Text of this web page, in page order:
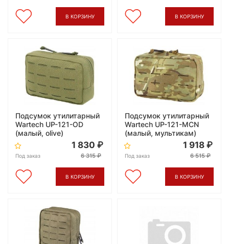
В КОРЗИНУ В КОРЗИНУ
Подсумок утилитарный
Wartech UP-121-OD
(малый, olive)
Под заказ
1 830
6 315
В КОРЗИНУ
Подсумок утилитарный
Wartech UP-121-MCN
(малый, мультикам)
Под заказ
1 918
6 515
В КОРЗИНУ